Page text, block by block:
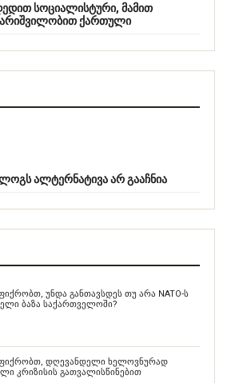
სოციალისტური, მამით
ქართული
ალტერნატივა არ გააჩნია
უნდა განთავსდეს თუ არა NATO-ს
ბაზა საქართველოში?
დღევანდელი ხელოვნურად
კრიზისის გათვალისწინებით